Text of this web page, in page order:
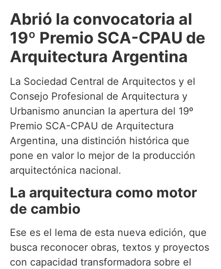
Abrió la convocatoria al
19º Premio SCA-CPAU de
Arquitectura Argentina
La Sociedad Central de Arquitectos y el
Consejo Profesional de Arquitectura y
Urbanismo anuncian la apertura del 19º
Premio SCA-CPAU de Arquitectura
Argentina, una distinción histórica que
pone en valor lo mejor de la producción
arquitectónica nacional.
La arquitectura como motor
de cambio
Ese es el lema de esta nueva edición, que
busca reconocer obras, textos y proyectos
con capacidad transformadora sobre el